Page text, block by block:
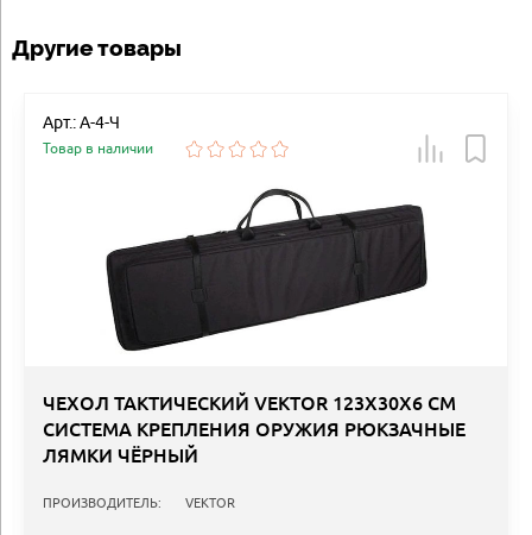
Другие товары
Арт.: А-4-Ч
Товар в наличии
ЧЕХОЛ ТАКТИЧЕСКИЙ VEKTOR 123Х30Х6 СМ
СИСТЕМА КРЕПЛЕНИЯ ОРУЖИЯ РЮКЗАЧНЫЕ
ЛЯМКИ ЧЁРНЫЙ
ПРОИЗВОДИТЕЛЬ: VEKTOR